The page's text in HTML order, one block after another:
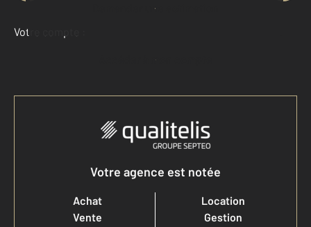
Demander une estimation
Votre compte :
Accéder à mon compte
Votre agence est notée
Achat
Vente
Location
Gestion